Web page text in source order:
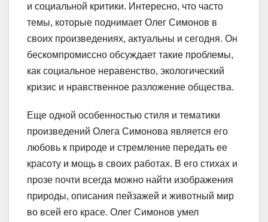
и социальной критики. Интересно, что часто
темы, которые поднимает Олег Симонов в
своих произведениях, актуальны и сегодня. Он
бескомпромиссно обсуждает такие проблемы,
как социальное неравенство, экологический
кризис и нравственное разложение общества.
Еще одной особенностью стиля и тематики
произведений Олега Симонова является его
любовь к природе и стремление передать ее
красоту и мощь в своих работах. В его стихах и
прозе почти всегда можно найти изображения
природы, описания пейзажей и животный мир
во всей его красе. Олег Симонов умел